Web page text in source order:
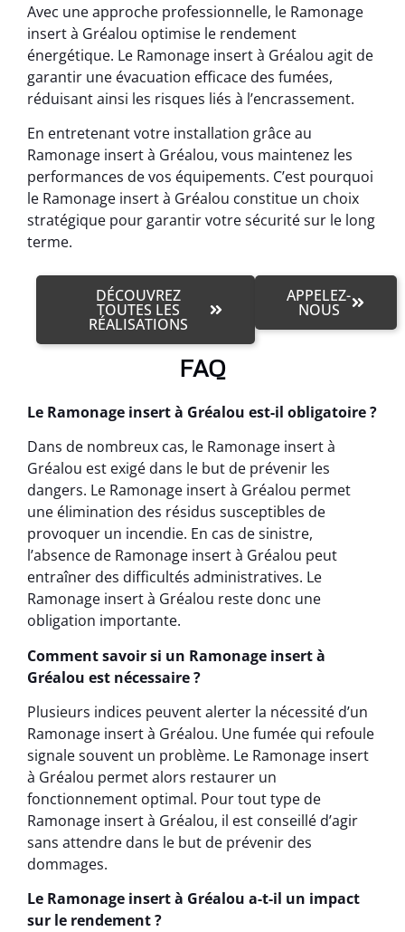
Avec une approche professionnelle, le Ramonage
insert à Gréalou optimise le rendement
énergétique. Le Ramonage insert à Gréalou agit de
garantir une évacuation efficace des fumées,
réduisant ainsi les risques liés à l’encrassement.
En entretenant votre installation grâce au
Ramonage insert à Gréalou, vous maintenez les
performances de vos équipements. C’est pourquoi
le Ramonage insert à Gréalou constitue un choix
stratégique pour garantir votre sécurité sur le long
terme.
DÉCOUVREZ
TOUTES LES
RÉALISATIONS
APPELEZ-
NOUS
FAQ
Le Ramonage insert à Gréalou est-il obligatoire ?
Dans de nombreux cas, le Ramonage insert à
Gréalou est exigé dans le but de prévenir les
dangers. Le Ramonage insert à Gréalou permet
une élimination des résidus susceptibles de
provoquer un incendie. En cas de sinistre,
l’absence de Ramonage insert à Gréalou peut
entraîner des difficultés administratives. Le
Ramonage insert à Gréalou reste donc une
obligation importante.
Comment savoir si un Ramonage insert à
Gréalou est nécessaire ?
Plusieurs indices peuvent alerter la nécessité d’un
Ramonage insert à Gréalou. Une fumée qui refoule
signale souvent un problème. Le Ramonage insert
à Gréalou permet alors restaurer un
fonctionnement optimal. Pour tout type de
Ramonage insert à Gréalou, il est conseillé d’agir
sans attendre dans le but de prévenir des
dommages.
Le Ramonage insert à Gréalou a-t-il un impact
sur le rendement ?